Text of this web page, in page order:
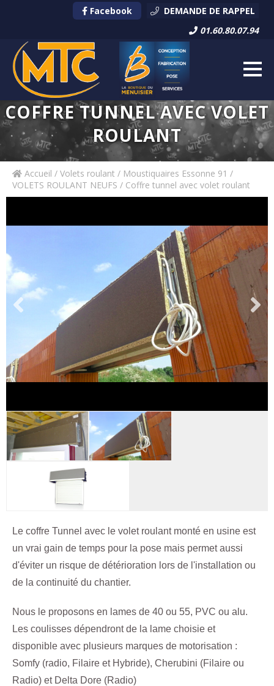
Facebook
DEMANDE DE RAPPEL
01.60.80.07.94
COFFRE TUNNEL AVEC VOLET
ROULANT
Accueil / Volets roulant / Moustiquaires Essonne 91 /
VOLETS ROULANT NEUFS / Coffre tunnel avec volet roulant
Le coffre Tunnel avec le volet roulant monté en usine est
un vrai gain de temps pour la pose mais permet aussi
d'éviter un risque de détérioration lors de l'installation ou
de la continuité du chantier.
Nous le proposons en lames de 40 ou 55, PVC ou alu.
Les coulisses dépendront de la lame choisie et
disponible avec plusieurs marques de motorisation :
Somfy (radio, Filaire et Hybride), Cherubini (Filaire ou
Radio) et Delta Dore (Radio)